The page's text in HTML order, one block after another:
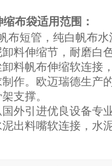
缩布袋适用范围：
布短管，纯白帆布
料伸缩节，耐磨白
料帆布伸缩软连接
作。欧迈瑞德生产
支撑。
外引进优良设备专
出料嘴软连接，水